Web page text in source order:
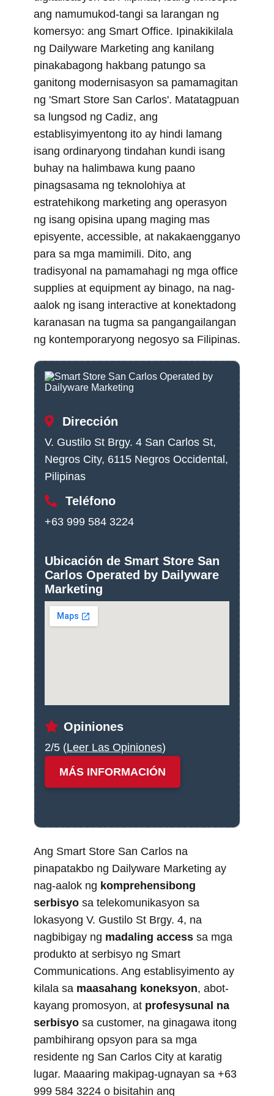
t
e
r
o
k
e
s
t
I
n
ang namumukod-tangi sa larangan ng
komersyo: ang Smart Office. Ipinakikilala
ng Dailyware Marketing ang kanilang
pinakabagong hakbang patungo sa
ganitong modernisasyon sa pamamagitan
ng 'Smart Store San Carlos'. Matatagpuan
sa lungsod ng Cadiz, ang
establisyimyentong ito ay hindi lamang
isang ordinaryong tindahan kundi isang
buhay na halimbawa kung paano
pinagsasama ng teknolohiya at
estratehikong marketing ang operasyon
ng isang opisina upang maging mas
episyente, accessible, at nakakaengganyo
para sa mga mamimili. Dito, ang
tradisyonal na pamamahagi ng mga office
supplies at equipment ay binago, na nag-
aalok ng isang interactive at konektadong
karanasan na tugma sa pangangailangan
ng kontemporaryong negosyo sa Filipinas.
Dirección
V. Gustilo St Brgy. 4 San Carlos St,
Negros City, 6115 Negros Occidental,
Pilipinas
Teléfono
+63 999 584 3224
Ubicación de Smart Store San
Carlos Operated by Dailyware
Marketing
Opiniones
2/5 (Leer Las Opiniones)
MÁS INFORMACIÓN
Ang Smart Store San Carlos na
pinapatakbo ng Dailyware Marketing ay
nag-aalok ng komprehensibong
serbisyo sa telekomunikasyon sa
lokasyong V. Gustilo St Brgy. 4, na
nagbibigay ng madaling access sa mga
produkto at serbisyo ng Smart
Communications. Ang establisyimento ay
kilala sa maasahang koneksyon, abot-
kayang promosyon, at profesysunal na
serbisyo sa customer, na ginagawa itong
pambihirang opsyon para sa mga
residente ng San Carlos City at karatig
lugar. Maaaring makipag-ugnayan sa +63
999 584 3224 o bisitahin ang